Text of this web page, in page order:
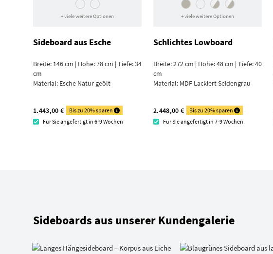
+ viele weitere Optionen
Sideboard aus Esche
Breite: 146 cm | Höhe: 78 cm | Tiefe: 34
cm
Material: Esche Natur geölt
1.443,00 €
Bis zu 20% sparen
Für Sie angefertigt in 6-9 Wochen
+ viele weitere Optionen
Schlichtes Lowboard
Breite: 272 cm | Höhe: 48 cm | Tiefe: 40
cm
Material: MDF Lackiert Seiden­grau
2.448,00 €
Bis zu 20% sparen
Für Sie angefertigt in 7-9 Wochen
Sideboards aus unserer Kundengalerie